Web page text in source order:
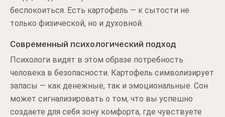
беспокоиться. Есть картофель — к сытости не
только физической, но и духовной.
Современный психологический подход
Психологи видят в этом образе потребность
человека в безопасности. Картофель символизирует
запасы — как денежные, так и эмоциональные. Сон
может сигнализировать о том, что вы успешно
создаете для себя зону комфорта, где чувствуете